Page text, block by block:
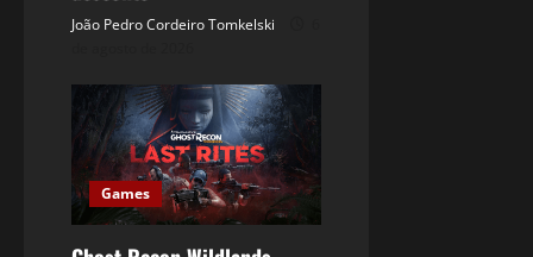
João Pedro Cordeiro Tomkelski
Games